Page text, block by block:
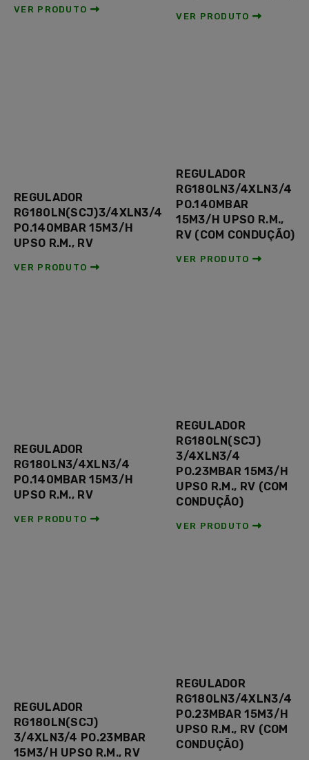
VER PRODUTO
VER PRODUTO
REGULADOR
RG180LN(SCJ)3/4XLN3/4
PO.140MBAR 15M3/H
UPSO R.M., RV
VER PRODUTO
REGULADOR
RG180LN3/4XLN3/4
PO.140MBAR
15M3/H UPSO R.M.,
RV (COM CONDUÇÃO)
VER PRODUTO
REGULADOR
RG180LN3/4XLN3/4
PO.140MBAR 15M3/H
UPSO R.M., RV
VER PRODUTO
REGULADOR
RG180LN(SCJ)
3/4XLN3/4
PO.23MBAR 15M3/H
UPSO R.M., RV (COM
CONDUÇÃO)
VER PRODUTO
REGULADOR
RG180LN(SCJ)
3/4XLN3/4 PO.23MBAR
15M3/H UPSO R.M., RV
REGULADOR
RG180LN3/4XLN3/4
PO.23MBAR 15M3/H
UPSO R.M., RV (COM
CONDUÇÃO)